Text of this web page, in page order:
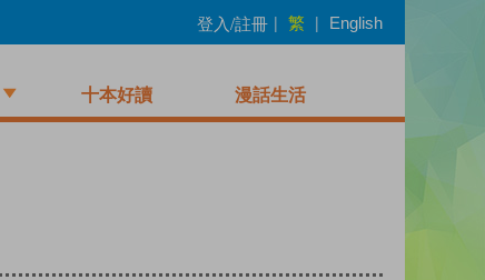
登入/註冊 | 繁 | English
十本好讀 漫話生活